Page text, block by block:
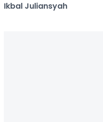
Ikbal Juliansyah